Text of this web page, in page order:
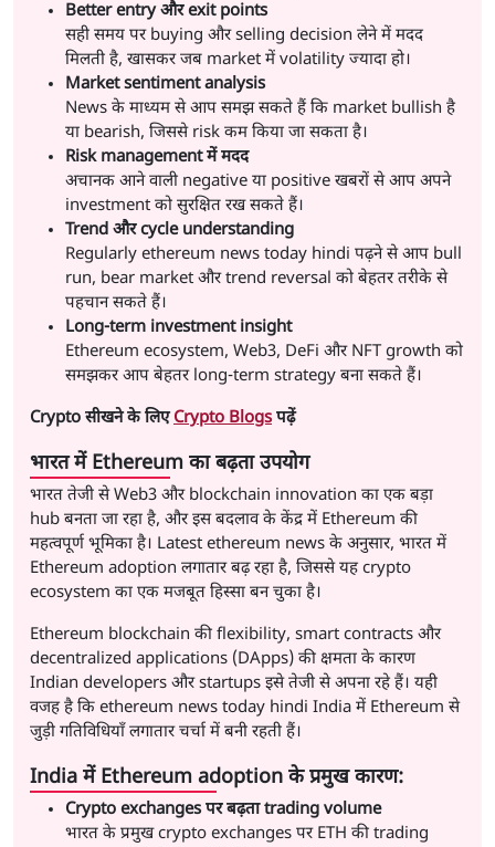
Better entry और exit points
सही समय पर buying और selling decision लेने में मदद
मिलती है, खासकर जब market में volatility ज्यादा हो।
Market sentiment analysis
News के माध्यम से आप समझ सकते हैं कि market bullish है
या bearish, जिससे risk कम किया जा सकता है।
Risk management में मदद
अचानक आने वाली negative या positive खबरों से आप अपने
investment को सुरक्षित रख सकते हैं।
Trend और cycle understanding
Regularly ethereum news today hindi पढ़ने से आप bull
run, bear market और trend reversal को बेहतर तरीके से
पहचान सकते हैं।
Long-term investment insight
Ethereum ecosystem, Web3, DeFi और NFT growth को
समझकर आप बेहतर long-term strategy बना सकते हैं।
Crypto सीखने के लिएCrypto Blogsपढ़ें
भारत में Ethereum का बढ़ता उपयोग
भारत तेजी से Web3 और blockchain innovation का एक बड़ा
hub बनता जा रहा है, और इस बदलाव के केंद्र में Ethereum की
महत्वपूर्ण भूमिका है। Latest ethereum news के अनुसार, भारत में
Ethereum adoption लगातार बढ़ रहा है, जिससे यह crypto
ecosystem का एक मजबूत हिस्सा बन चुका है।
Ethereum blockchain की flexibility, smart contracts और
decentralized applications (DApps) की क्षमता के कारण
Indian developers और startups इसे तेजी से अपना रहे हैं। यही
वजह है कि ethereum news today hindi India में Ethereum से
जुड़ी गतिविधियाँ लगातार चर्चा में बनी रहती हैं।
India में Ethereum adoption के प्रमुख कारण:
Crypto exchanges पर बढ़ता trading volume
भारत के प्रमुख crypto exchanges पर ETH की trading